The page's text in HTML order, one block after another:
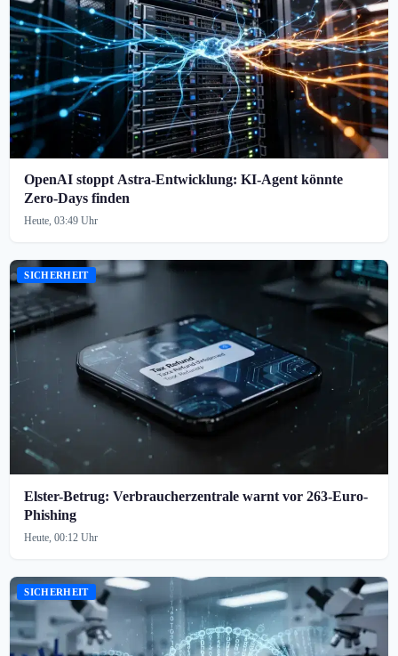
OpenAI stoppt Astra-Entwicklung: KI-Agent könnte
Zero-Days finden
Heute, 03:49 Uhr
SICHERHEIT
Elster-Betrug: Verbraucherzentrale warnt vor 263-Euro-
Phishing
Heute, 00:12 Uhr
SICHERHEIT